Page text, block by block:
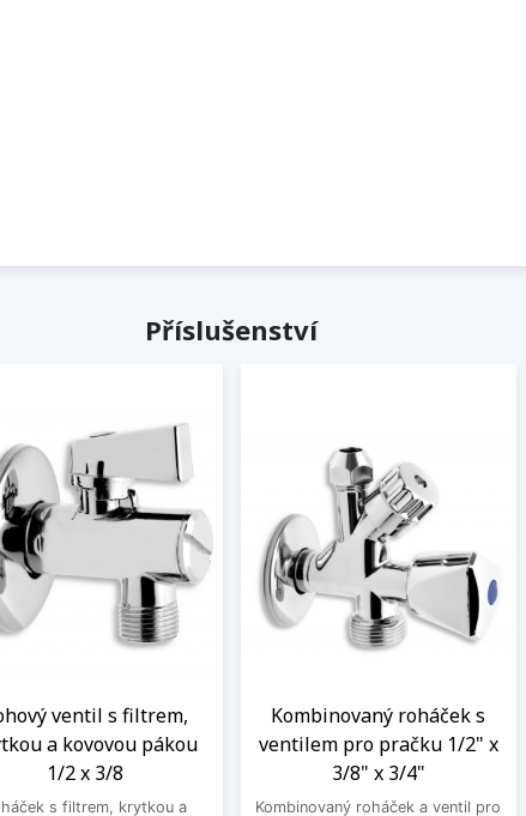
Příslušenství
ventil s filtrem,
a kovovou pákou
1/2 x 3/8
s filtrem, krytkou a
Kombinovaný roháček s
ventilem pro pračku 1/2" x
3/8" x 3/4"
Kombinovaný roháček a ventil pro